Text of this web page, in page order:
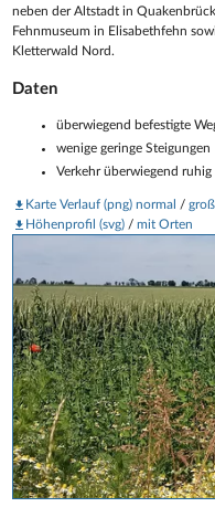
neben der Altstadt in
Fehnmuseum in Elisabethfehn
Kletterwald Nord.
Daten
überwiegend befestigte
wenige geringe Steigungen
Verkehr überwiegend ruhig
Karte Verlauf (png) normal /groß
Höhenprofil (svg) /mit Orten